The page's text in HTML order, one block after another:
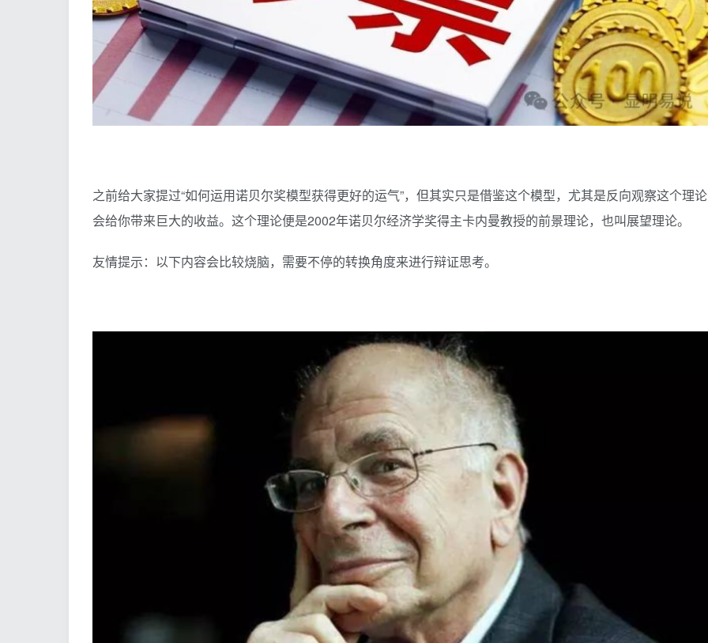
之前给大家提过“如何运用诺贝尔奖模型获得更好的运气”，但其实只是借鉴这个模型，尤其是反向观察这个理论
会给你带来巨大的收益。这个理论便是2002年诺贝尔经济学奖得主卡内曼教授的前景理论，也叫展望理论。
友情提示：以下内容会比较烧脑，需要不停的转换角度来进行辩证思考。